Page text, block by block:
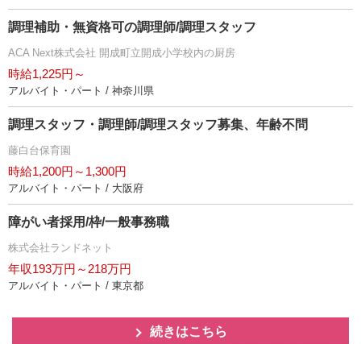
調理補助・無資格可の調理師/調理スタッフ
ACA Next株式会社 開成町立開成小学校内の厨房
時給1,225円～
アルバイト・パート / 神奈川県
調理スタッフ・調理師/調理スタッフ募集、年齢不問
藤白台保育園
時給1,200円～1,300円
アルバイト・パート / 大阪府
障がい者採用/枠/一般事務職
株式会社ランドネット
年収193万円～218万円
アルバイト・パート / 東京都
続きはこちら